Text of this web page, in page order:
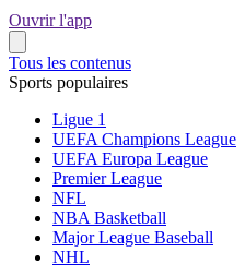
Ouvrir l'app
Tous les contenus
Sports populaires
Ligue 1
UEFA Champions League
UEFA Europa League
Premier League
NFL
NBA Basketball
Major League Baseball
NHL